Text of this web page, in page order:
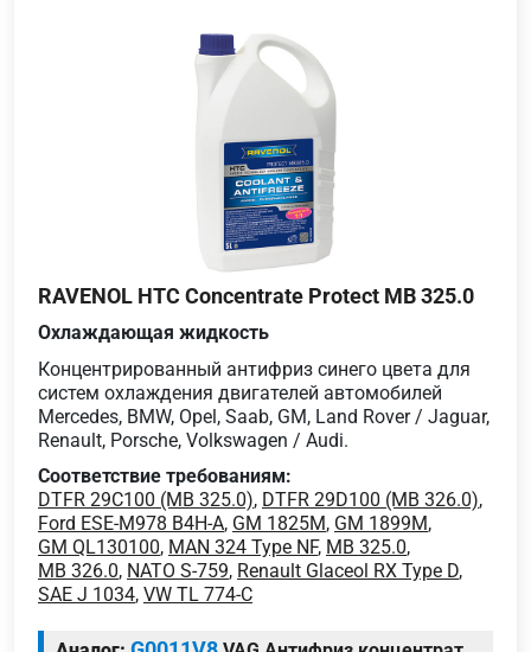
RAVENOL HTC Concentrate Protect MB 325.0
Охлаждающая жидкость
Концентрированный антифриз синего цвета для
систем охлаждения двигателей автомобилей
Mercedes, BMW, Opel, Saab, GM, Land Rover / Jaguar,
Renault, Porsche, Volkswagen / Audi.
Соответствие требованиям:
DTFR 29C100 (MB 325.0), DTFR 29D100 (MB 326.0),
Ford ESE-M978 B4H-A, GM 1825M, GM 1899M,
GM QL130100, MAN 324 Type NF, MB 325.0,
MB 326.0, NATO S-759, Renault Glaceol RX Type D,
SAE J 1034, VW TL 774-C